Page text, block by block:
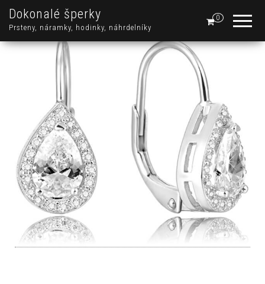
Dokonalé šperky
Prsteny, náramky, hodinky, náhrdelníky
0